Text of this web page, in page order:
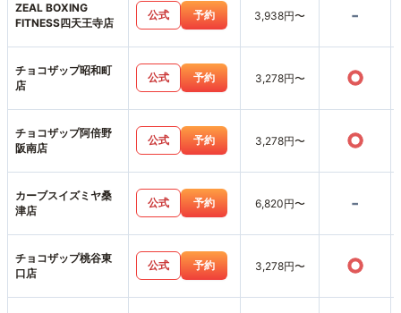
ZEAL BOXING
FITNESS四天王寺店
公式 予約 3,938円〜 -
チョコザップ昭和町
店
公式 予約 3,278円〜 ○
チョコザップ阿倍野
阪南店
公式 予約 3,278円〜 ○
カーブスイズミヤ桑
津店
公式 予約 6,820円〜 -
チョコザップ桃谷東
口店
公式 予約 3,278円〜 ○